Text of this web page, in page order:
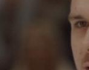
Дивизион
КХЛ